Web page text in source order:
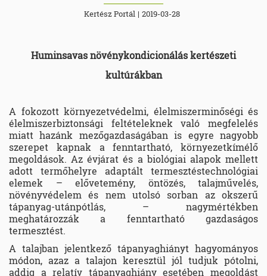
Kertész Portál | 2019-03-28
Huminsavas növénykondicionálás kertészeti
kultúrákban
A fokozott környezetvédelmi, élelmiszerminőségi és
élelmiszerbiztonsági feltételeknek való megfelelés
miatt hazánk mezőgazdaságában is egyre nagyobb
szerepet kapnak a fenntartható, környezetkímélő
megoldások. Az évjárat és a biológiai alapok mellett
adott termőhelyre adaptált termesztéstechnológiai
elemek – elővetemény, öntözés, talajművelés,
növényvédelem és nem utolsó sorban az okszerű
tápanyag-utánpótlás, – nagymértékben
meghatározzák a fenntartható gazdaságos
termesztést.
A talajban jelentkező tápanyaghiányt hagyományos
módon, azaz a talajon keresztül jól tudjuk pótolni,
addig a relatív tápanyaghiány esetében megoldást